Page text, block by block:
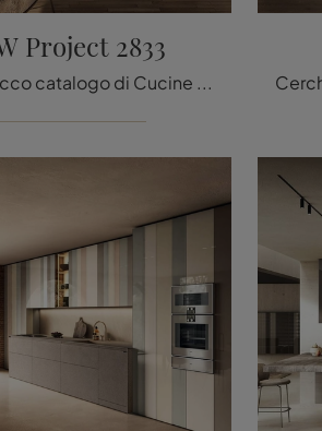
Project 2833
Scopri un ricco catalogo di Cucine Design ad angolo: la cucina NOW Project 2833 Lago è oggi disponibile in laccato opaco!